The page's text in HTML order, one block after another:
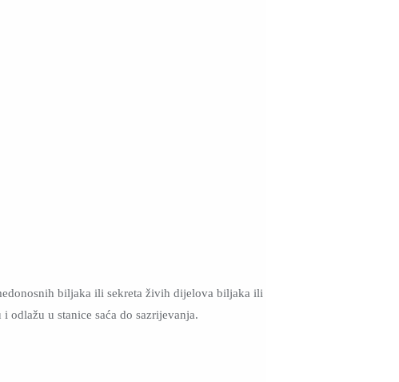
biljaka ili sekreta živih dijelova biljaka ili
u stanice saća do sazrijevanja.